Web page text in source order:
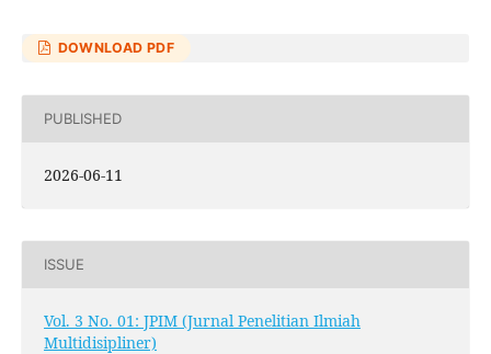
DOWNLOAD PDF
PUBLISHED
2026-06-11
ISSUE
Vol. 3 No. 01: JPIM (Jurnal Penelitian Ilmiah
Multidisipliner)